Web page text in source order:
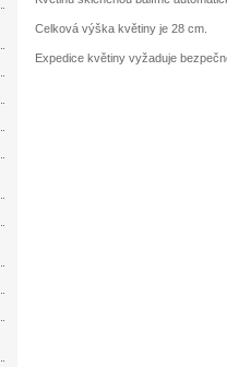
Celková výška květiny je 28 cm.
Expedice květiny vyžaduje